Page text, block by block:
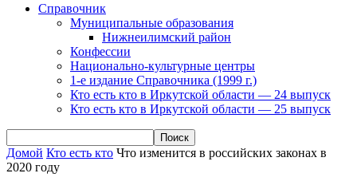
Справочник
Муниципальные образования
Нижнеилимский район
Конфессии
Национально-культурные центры
1-е издание Справочника (1999 г.)
Кто есть кто в Иркутской области — 24 выпуск
Кто есть кто в Иркутской области — 25 выпуск
Домой Кто есть кто Что изменится в российских законах в
2020 году